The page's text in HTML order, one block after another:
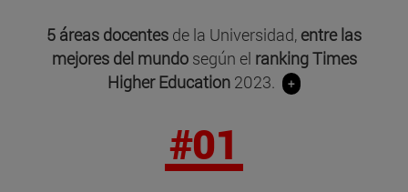
5 áreas docentes de la Universidad, entre las
mejores del mundo según el ranking Times
Higher Education 2023. +
#01